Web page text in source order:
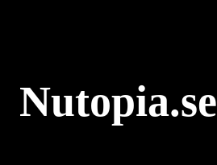
Nutopia.se